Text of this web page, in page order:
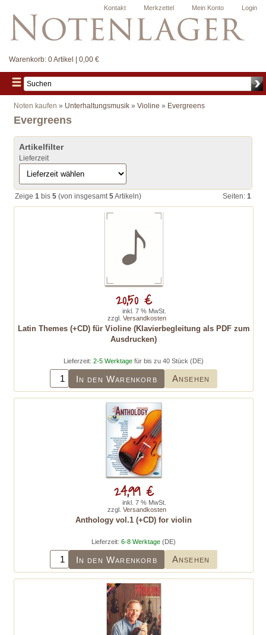
Login
Mein Konto
Merkzettel
Kontakt
Warenkorb: 0 Artikel | 0,00 €
Noten kaufen » Unterhaltungsmusik » Violine » Evergreens
Evergreens
Artikelfilter
Lieferzeit
Zeige 1 bis 5 (von insgesamt5Artikeln) Seiten: 1
Latin Themes (+CD) für Violine (Klavierbegleitung als PDF zum
Ausdrucken)
Lieferzeit: 2-5 Werktage für bis zu 40 Stück (DE)
In den Warenkorb Ansehen
20,50 €
inkl. 7 % MwSt.
zzgl. Versandkosten
Anthology vol.1 (+CD) for violin
Lieferzeit: 6-8 Werktage(DE)
In den Warenkorb Ansehen
24,99 €
inkl. 7 % MwSt.
zzgl. Versandkosten